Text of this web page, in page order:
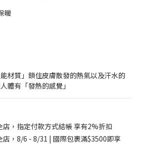
暖
材質」鎖住皮膚散發的熱氣以及汗水的
體有「發熱的感覺」
店，指定付款方式結帳 享有2%折扣
店，8/6 - 8/31 | 國際包裹滿$3500即享